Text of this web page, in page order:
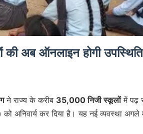
अब ऑनलाइन होगी उपस्थिति,
ने राज्य के करीब 35,000 निजी स्कूलोंमें पढ़
को अनिवार्य कर दिया है। यह नई व्यवस्था अगले